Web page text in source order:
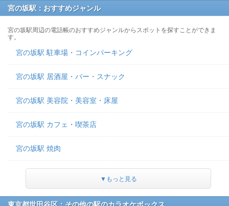
宮の坂駅：おすすめジャンル
宮の坂駅周辺の電話帳のおすすめジャンルからスポットを探すことができま
す。
宮の坂駅 駐車場・コインパーキング
宮の坂駅 居酒屋・バー・スナック
宮の坂駅 美容院・美容室・床屋
宮の坂駅 カフェ・喫茶店
宮の坂駅 焼肉
▼もっと見る